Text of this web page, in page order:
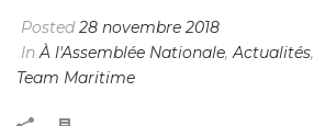
Posted28 novembre 2018
InÀ l'Assemblée Nationale,Actualités,
Team Maritime